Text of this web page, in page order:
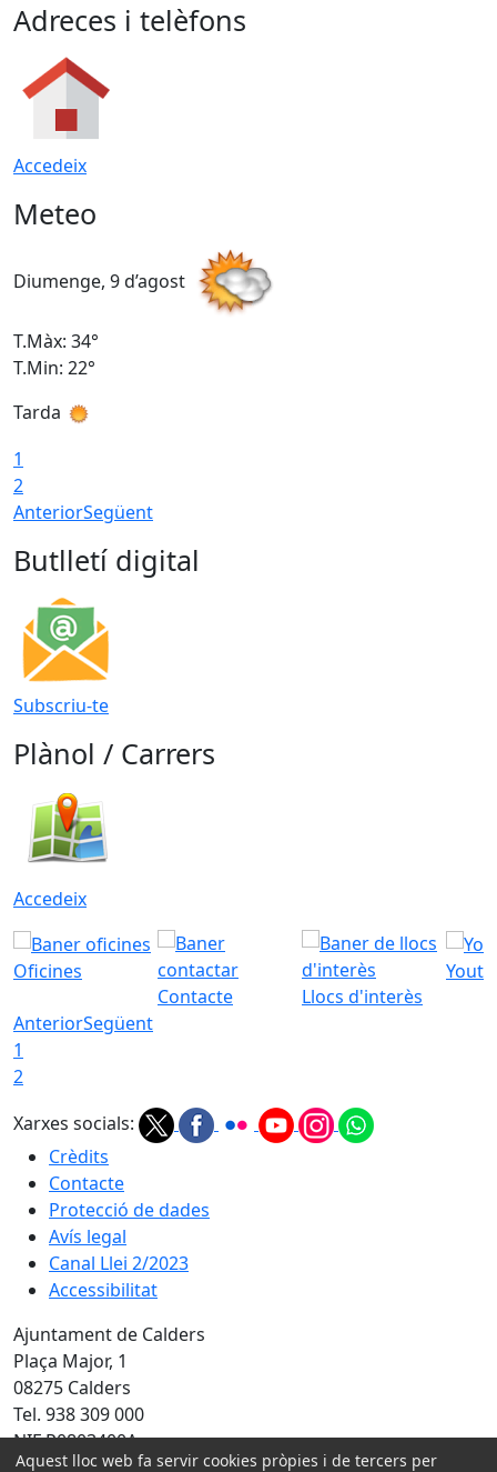
Adreces i telèfons
Accedeix
Meteo
Diumenge, 9 d’agost
T.Màx: 34°
T.Min: 22°
Tarda
1
2
AnteriorSegüent
Butlletí digital
Subscriu-te
Plànol / Carrers
Accedeix
Oficines
Contacte
Llocs d'interès
AnteriorSegüent
1
2
Xarxes socials:
Crèdits
Contacte
Protecció de dades
Avís legal
Canal Llei 2/2023
Accessibilitat
Ajuntament de Calders
Plaça Major, 1
08275 Calders
Tel. 938 309 000
NIF P0803400A
Aquest lloc web fa servir cookies pròpies i de tercers per